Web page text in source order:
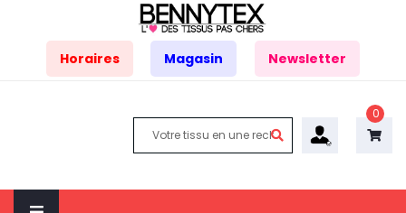
Horaires Magasin Newsletter
0